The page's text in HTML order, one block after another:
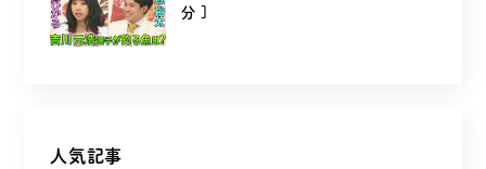
分 ]
人気記事